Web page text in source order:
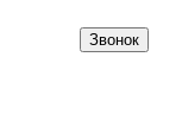
Звонок